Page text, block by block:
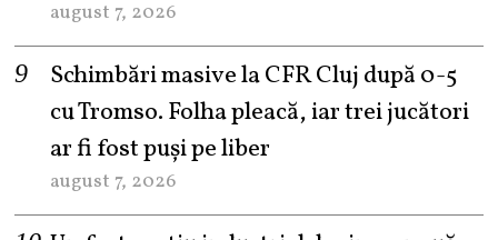
august 7, 2026
Schimbări masive la CFR Cluj după 0-5
cu Tromso. Folha pleacă, iar trei jucători
ar fi fost puși pe liber
august 7, 2026